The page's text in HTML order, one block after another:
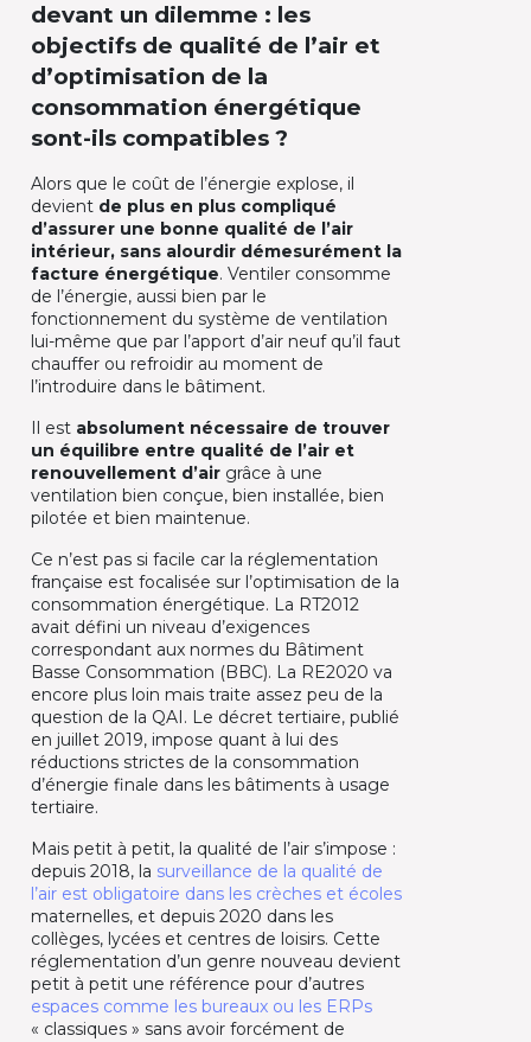
devant un dilemme : les
objectifs de qualité de l’air et
d’optimisation de la
consommation énergétique
sont-ils compatibles ?
Alors que le coût de l’énergie explose, il
devient de plus en plus compliqué
d’assurer une bonne qualité de l’air
intérieur, sans alourdir démesurément la
facture énergétique. Ventiler consomme
de l’énergie, aussi bien par le
fonctionnement du système de ventilation
lui-même que par l’apport d’air neuf qu’il faut
chauffer ou refroidir au moment de
l’introduire dans le bâtiment.
Il est absolument nécessaire de trouver
un équilibre entre qualité de l’air et
renouvellement d’air grâce à une
ventilation bien conçue, bien installée, bien
pilotée et bien maintenue.
Ce n’est pas si facile car la réglementation
française est focalisée sur l’optimisation de la
consommation énergétique. La RT2012
avait défini un niveau d’exigences
correspondant aux normes du Bâtiment
Basse Consommation (BBC). La RE2020 va
encore plus loin mais traite assez peu de la
question de la QAI. Le décret tertiaire, publié
en juillet 2019, impose quant à lui des
réductions strictes de la consommation
d’énergie finale dans les bâtiments à usage
tertiaire.
Mais petit à petit, la qualité de l’air s’impose :
depuis 2018, la surveillance de la qualité de
l’air est obligatoire dans les crèches et écoles
maternelles, et depuis 2020 dans les
collèges, lycées et centres de loisirs. Cette
réglementation d’un genre nouveau devient
petit à petit une référence pour d’autres
espaces comme les bureaux ou les ERPs
« classiques » sans avoir forcément de